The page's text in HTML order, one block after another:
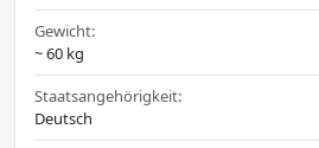
Gewicht:
~ 60 kg
Staatsangehörigkeit:
Deutsch